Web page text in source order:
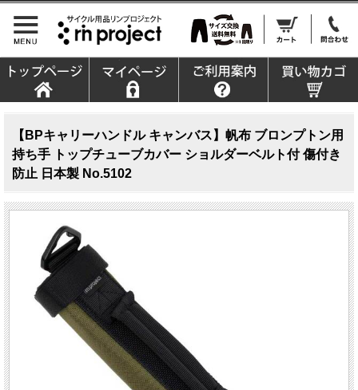
【BPキャリーハンドル キャンバス】帆布 ブロンプトン用
持ち手 トップチューブカバー ショルダーベルト付 傷付き
防止 日本製 No.5102